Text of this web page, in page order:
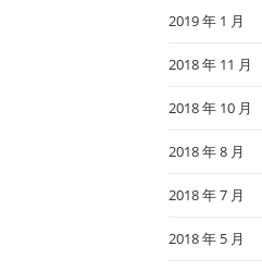
2019 年 1 月
2018 年 11 月
2018 年 10 月
2018 年 8 月
2018 年 7 月
2018 年 5 月